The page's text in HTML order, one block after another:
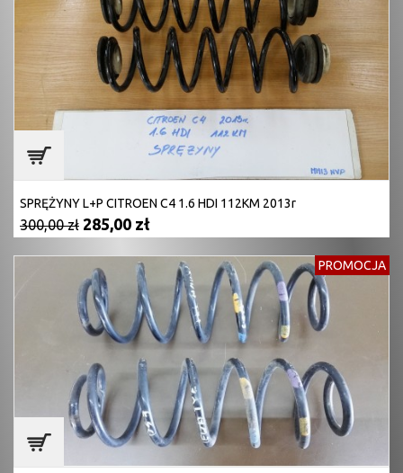
SPRĘŻYNY L+P CITROEN C4 1.6 HDI 112KM 2013r
300,00 zł 285,00 zł
PROMOCJA